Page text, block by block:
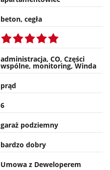
beton, cegła
administracja, CO, Części
wspólne, monitoring, Winda
prąd
6
garaż podziemny
bardzo dobry
Umowa z Deweloperem